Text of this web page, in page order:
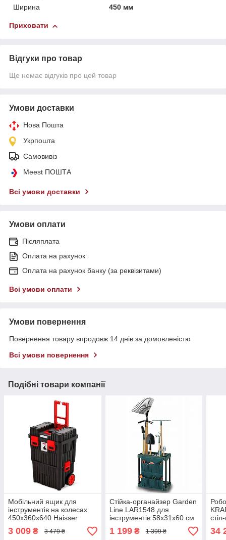
Ширина
450 мм
Приховати
Відгуки про товар
Ще немає відгуків про цей товар
Умови доставки
Нова Пошта
Укрпошта
Самовивіз
Meest ПОШТА
Всі умови доставки
Умови оплати
Післяплата
Оплата на рахунок
Оплата на рахунок банку (за реквізитами)
Всі умови оплати
Умови повернення
Повернення товару впродовж 14 днів за домовленістю
Всі умови повернення
Подібні товари компанії
Мобільний ящик для
інструментів на колесах
450х360х640 Haisser
інструмент
3 009 ₴ 3 479 ₴
Стійка-органайзер Garden
Line LAR1548 для
інструментів 58х31х60 см
підставка для зберігання
садового інвентарю
1 199₴ 1 399 ₴ 34